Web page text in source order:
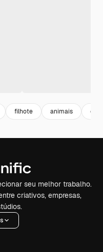
filhote animais cute
seu melhor trabalho.
criativos, empresas,